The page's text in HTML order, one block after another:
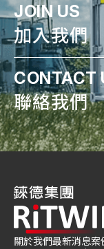
JOIN US
加入我們
CONTACT
聯絡我們
關於我們最新消息案